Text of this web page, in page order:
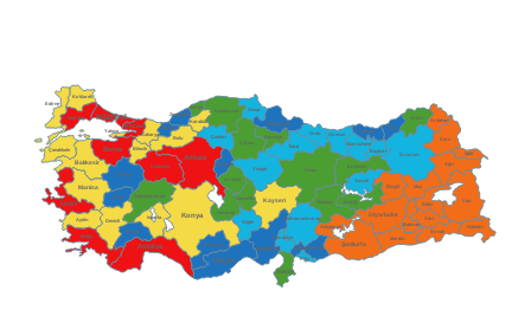
Adana
Adıyaman
Afyonkarahisar
Aksaray
Amasya
Ankara
Antalya
Ardahan
Artvin
Aydın
Ağrı
Balıkesir
Bartın
Batman
Bayburt
Bilecik
Bingöl
Bitlis
Bolu
Burdur
Bursa
Denizli
Diyarbakır
Düzce
Edirne
Elazığ
Erzincan
Erzurum
Eskişehir
Gaziantep
Giresun
Gümüşhane
Hakkâri
Hatay
Isparta
Istanbul
Iğdır
İzmir
Kahramanmaraş
Karabük
Karaman
Kars
Kastamonu
Kayseri
Kilis
Kocaeli
Konya
Kütahya
Kırklareli
Kırıkkale
Kırşehir
Malatya
Manisa
Mardin
Mersin
Muğla
Muş
Nevşehir
Niğde
Ordu
Osmaniye
Rize
Sakarya
Samsun
Siirt
Sinop
Sivas
Tekirdağ
Tokat
Trabzon
Tunceli
Uşak
Van
Yalova
Yozgat
Zonguldak
Çanakkale
Çankırı
Çorum
Şanlıurfa
Şırnak